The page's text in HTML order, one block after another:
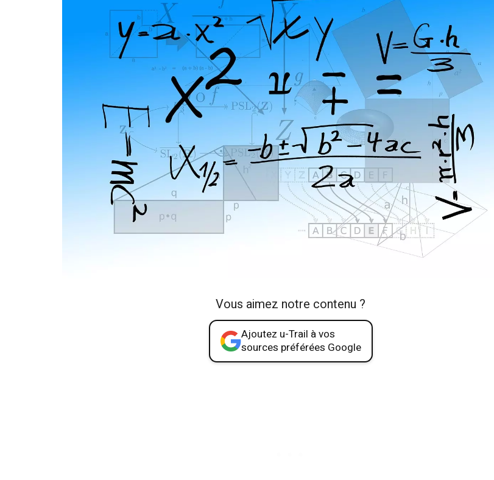
Vous aimez notre contenu ?
Ajoutez u-Trail à vos
sources préférées Google